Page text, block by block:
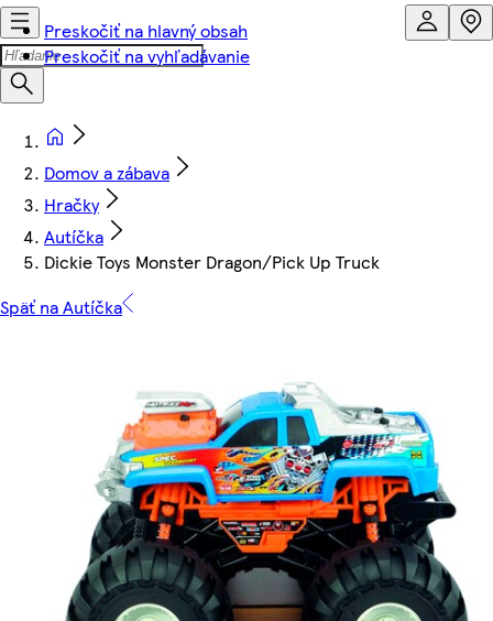
Preskočiť na hlavný obsah
Preskočiť na vyhľadávanie
Domov a zábava
Hračky
Autíčka
Dickie Toys Monster Dragon/Pick Up Truck
Späť na Autíčka